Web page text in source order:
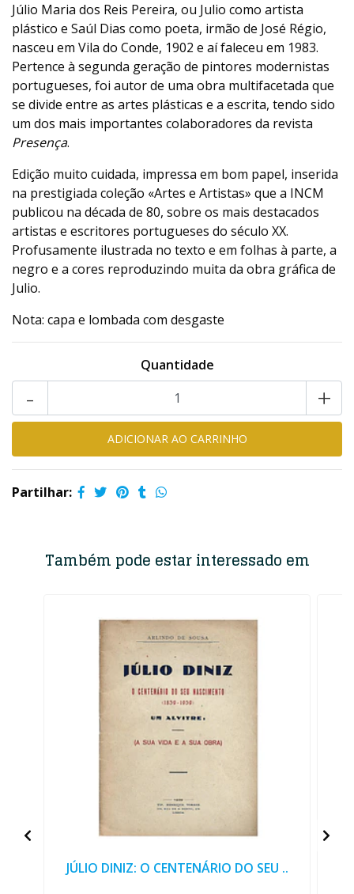
Júlio Maria dos Reis Pereira, ou Julio como artista
plástico e Saúl Dias como poeta, irmão de José Régio,
nasceu em Vila do Conde, 1902 e aí faleceu em 1983.
Pertence à segunda geração de pintores modernistas
portugueses, foi autor de uma obra multifacetada que
se divide entre as artes plásticas e a escrita, tendo sido
um dos mais importantes colaboradores da revista
Presença.
Edição muito cuidada, impressa em bom papel, inserida
na prestigiada coleção «Artes e Artistas» que a INCM
publicou na década de 80, sobre os mais destacados
artistas e escritores portugueses do século XX.
Profusamente ilustrada no texto e em folhas à parte, a
negro e a cores reproduzindo muita da obra gráfica de
Julio.
Nota: capa e lombada com desgaste
Quantidade
+
-
Partilhar:
Também pode estar interessado em
JÚLIO DINIZ: O CENTENÁRIO DO SEU ..